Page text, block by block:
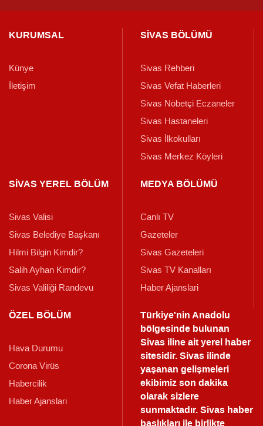
KURUMSAL
Künye
İletişim
SİVAS BÖLÜMÜ
Sivas Rehberi
Sivas Vefat Haberleri
Sivas Nöbetçi Eczaneler
Sivas Hastaneleri
Sivas İlkokulları
Sivas Merkez Köyleri
SİVAS YEREL BÖLÜM
Sivas Valisi
Sivas Belediye Başkanı
Hilmi Bilgin Kimdir?
Salih Ayhan Kimdir?
Sivas Valiliği Randevu
MEDYA BÖLÜMÜ
Canlı TV
Gazeteler
Sivas Gazeteleri
Sivas TV Kanalları
Haber Ajanslari
ÖZEL BÖLÜM
Hava Durumu
Corona Virüs
Habercilik
Haber Ajanslari
Türkiye'nin Anadolu
bölgesinde bulunan
Sivas iline ait yerel haber
sitesidir. Sivas ilinde
yaşanan gelişmeleri
ekibimiz son dakika
olarak sizlere
sunmaktadır.Sivas haber